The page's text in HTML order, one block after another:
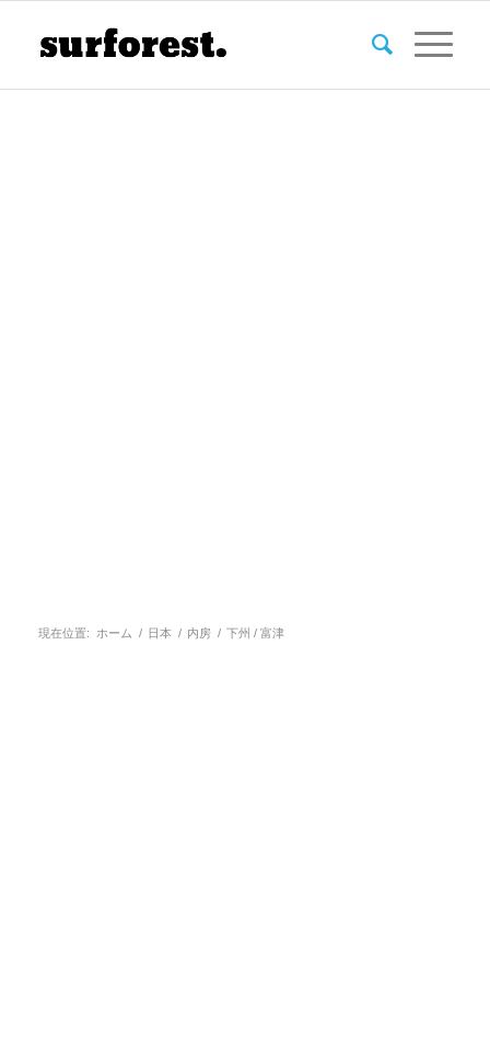
現在位置: ホーム / 日本 / 内房 / 下州 / 富津